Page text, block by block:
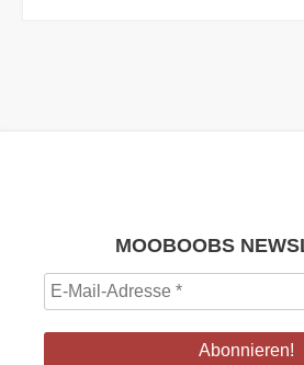
MOOBOOBS
E-
Mail-
Adresse